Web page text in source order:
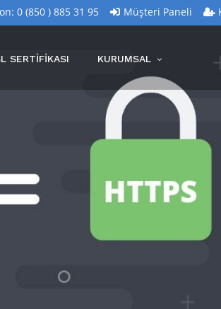
0 (850 ) 885 31 95 Müşteri Paneli
SERTİFİKASI KURUMSAL